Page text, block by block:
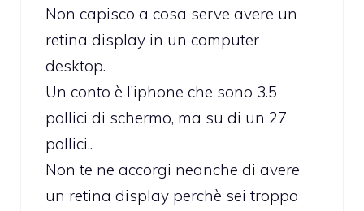
Non capisco a cosa serve avere un
retina display in un computer
desktop.
Un conto è l’iphone che sono 3.5
pollici di schermo, ma su di un 27
pollici..
Non te ne accorgi neanche di avere
un retina display perchè sei troppo